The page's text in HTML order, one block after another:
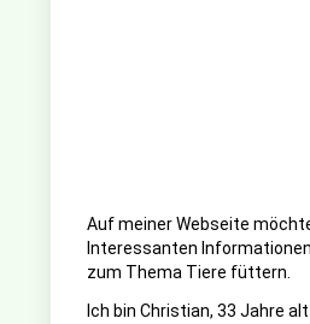
Auf meiner Webseite
Interessanten
zum Thema Tiere füttern.
Ich bin Christian, 33 Jahre